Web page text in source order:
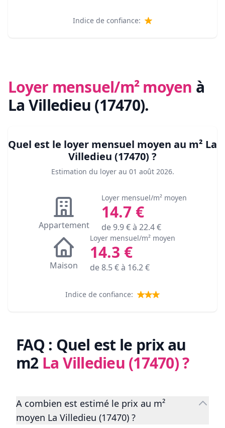
Indice de confiance:
Loyer mensuel/m² moyen à
La Villedieu (17470).
Quel est le loyer mensuel moyen au m² La
Villedieu (17470) ?
Estimation du loyer au 01 août 2026.
Appartement
Loyer mensuel/m² moyen
14.7€
de9.9€ à 22.4€
Maison
Loyer mensuel/m² moyen
14.3 €
de8.5€ à 16.2€
Indice de confiance:
FAQ : Quel est le prix au
m2 La Villedieu (17470)?
A combien est estimé le prix au m²
moyen La Villedieu (17470) ?